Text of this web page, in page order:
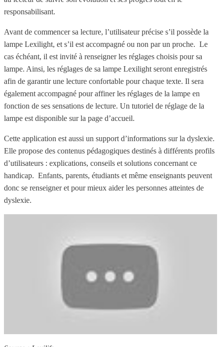
responsabilisant.
Avant de commencer sa lecture, l’utilisateur précise s’il possède la
lampe Lexilight, et s’il est accompagné ou non par un proche. Le
cas échéant, il est invité à renseigner les réglages choisis pour sa
lampe. Ainsi, les réglages de sa lampe Lexilight seront enregistrés
afin de garantir une lecture confortable pour chaque texte. Il sera
également accompagné pour affiner les réglages de la lampe en
fonction de ses sensations de lecture. Un tutoriel de réglage de la
lampe est disponible sur la page d’accueil.
Cette application est aussi un support d’informations sur la dyslexie.
Elle propose des contenus pédagogiques destinés à différents profils
d’utilisateurs : explications, conseils et solutions concernant ce
handicap. Enfants, parents, étudiants et même enseignants peuvent
donc se renseigner et pour mieux aider les personnes atteintes de
dyslexie.